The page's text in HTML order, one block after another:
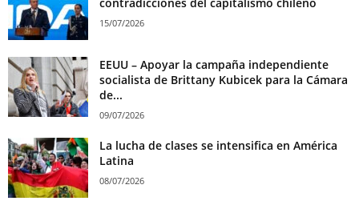
15/07/2026
EEUU – Apoyar la campaña independiente
socialista de Brittany Kubicek para la Cámara
de...
09/07/2026
La lucha de clases se intensifica en América
Latina
08/07/2026